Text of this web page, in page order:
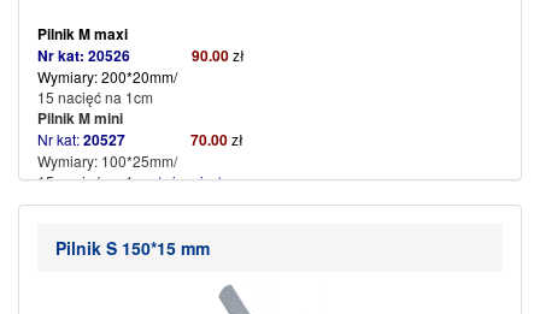
Pilnik Mmaxi
Nr kat: 20526
90.00zł
Wymiary: 200*20mm/
15 nacięć na 1cm
Pilnik M mini
Nr kat:20527 70.00zł
Wymiary: 100*25mm/
15 nacięć na 1cm(więcej…)
Pilnik S 150*15 mm